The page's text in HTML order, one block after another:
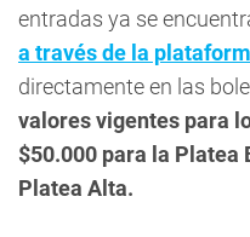
entradas ya se
a través de la
directamente en las
valores vigentes para
$50.000 para la Platea
Platea Alta.